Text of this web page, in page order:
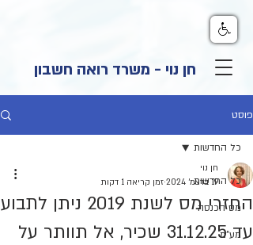
חן נוי - משרד רואה חשבון
פוסט
כל החדשות
מס הכנסה
מע"מ
כל החדשות
החזרי מס לשנת 2019 ניתן לתבוע
עד 31.12.25 שכיר, אל תוותר על
חן נוי
19 בדצמ׳ 2024
זמן קריאה 1 דקות